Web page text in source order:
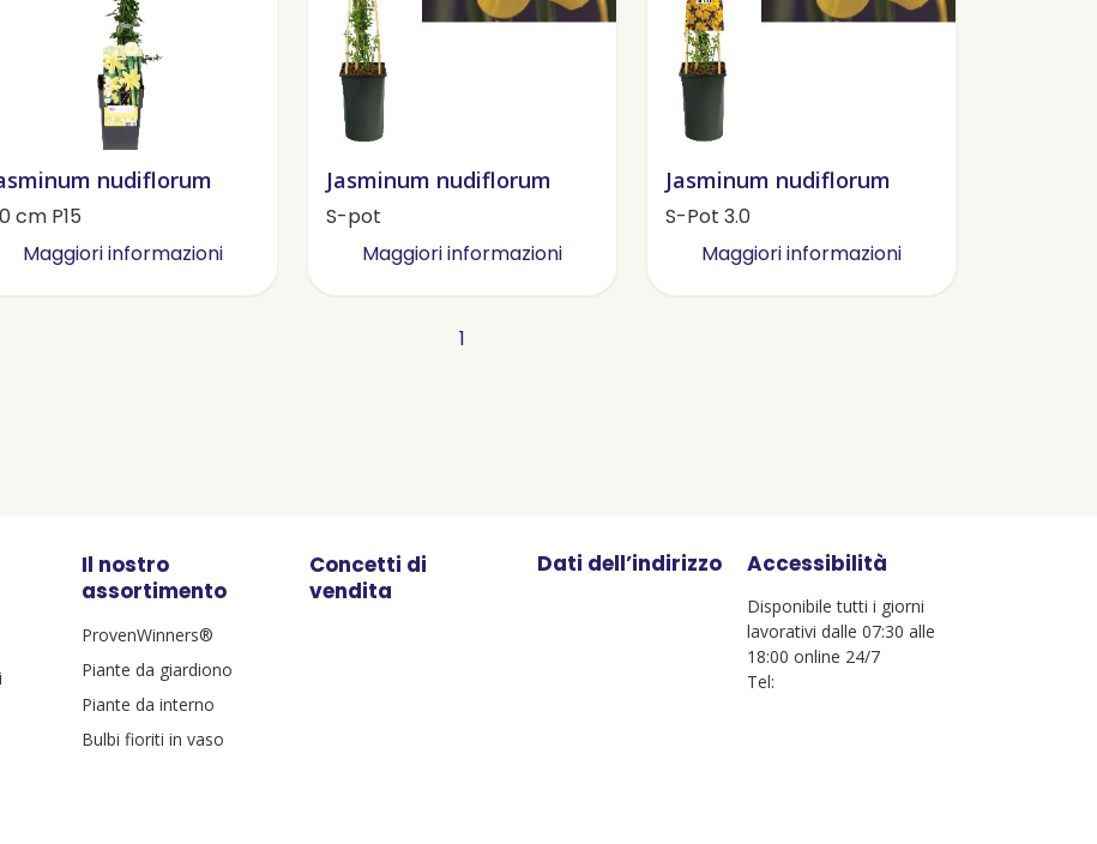
nudiflorum
cm P15
Maggiori informazioni
Jasminum nudiflorum
S-pot
Maggiori informazioni
Jasminum nudiflorum
S-Pot 3.0
Maggiori informazioni
1
Il nostro
assortimento
ProvenWinners®
Piante da giardiono
Piante da interno
Bulbi fioriti in vaso
Concetti di
vendita
Dati dell’indirizzo Accessibilità
Disponibile tutti i giorni
lavorativi dalle 07:30 alle
18:00 online 24/7
Tel: